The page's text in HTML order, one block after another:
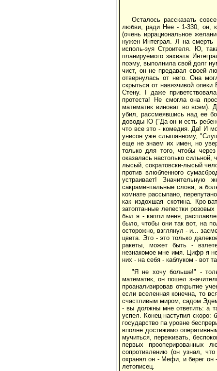
Осталось рассказать
любви, ради Нее - 1-330, он,
(очень иррациональное
нужен Интеграл. Л на
исполь-зуя Строителя. Ю,
планируемого захвата
поэму, выполнила свой долг
чист, он не предавал своей
отвернулась от него. Она
скрыться от навязчивой
Стену. I даже
протеста! Не смогла она
математик виноват во всем).
убил, рассмеявшись над ее
доводы IO ("Да он и есть
что все это - комедия. Да! И
унисон уже слышанному,
еще не знаем их имен, но
только для того, чтобы
оказалась настолько
лысый, сократовски-лысый
против влюбленного
устраивает!
сакраментальные слова, а
комнате рассыпано,
как издохшая скотина. Кро-
затоптанные лепестки
был я - капли меня,
было, чтобы они так вот, на
осторожно, взглянул - и...
цвета. Это - это только
ракеты, может быть -
незнакомое мне имя. Цифр я
них - на себя - каблуком - вот
"Я не хочу больше!" -
математик, он пошел
проанализировав открытие
если вселенная конечна, то
счастливым миром, садом
- вы должны мне ответить: а
успел. Конец наступил скоро:
государство па уровне
вполне достижимо
мучиться, переживать,
первых прооперированных
сопротивлению (он узнал,
охранял он - Мефи, и берег он
летописец.